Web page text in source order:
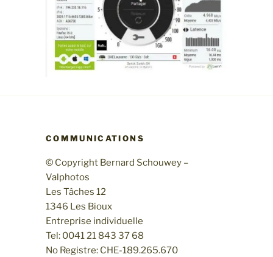
COMMUNICATIONS
© Copyright Bernard Schouwey –
Valphotos
Les Tâches 12
1346 Les Bioux
Entreprise individuelle
Tel: 0041 21 843 37 68
No Registre: CHE-189.265.670